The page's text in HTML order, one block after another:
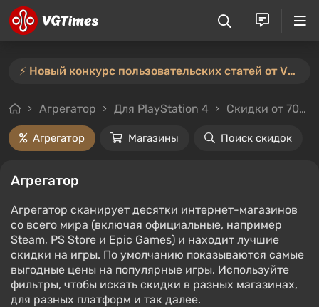
⚡️ Новый конкурс пользовательских статей от VGTimes — участвуйте тут ⚡️
Агрегатор Для PlayStation 4 Скидки от 70%
Агрегатор Магазины Поиск скидок
Агрегатор
Агрегатор сканирует десятки интернет-магазинов
со всего мира (включая официальные, например
Steam, PS Store и Epic Games) и находит лучшие
скидки на игры. По умолчанию показываются самые
выгодные цены на популярные игры. Используйте
фильтры, чтобы искать скидки в разных магазинах,
для разных платформ и так далее.